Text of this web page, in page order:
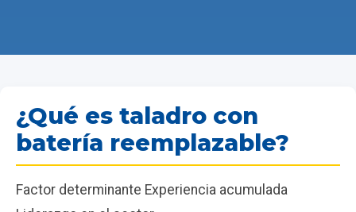
¿Qué es taladro con
batería reemplazable?
Factor determinante Experiencia acumulada